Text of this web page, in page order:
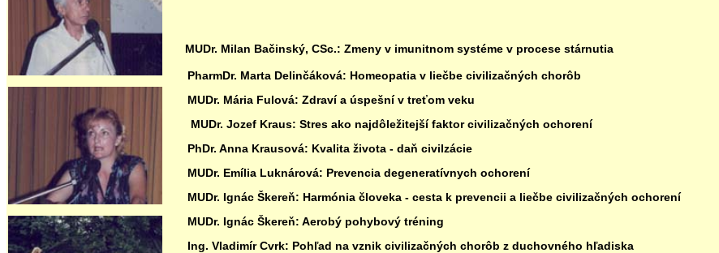
MUDr. Milan Bačinský, CSc.: Zmeny v imunitnom systéme v procese stárnutia
PharmDr. Marta Delinčáková: Homeopatia v liečbe civilizačných chorôb
MUDr. Mária Fulová: Zdraví a úspešní v treťom veku
MUDr. Jozef Kraus: Stres ako najdôležitejší faktor civilizačných ochorení
PhDr. Anna Krausová: Kvalita života - daň civilzácie
MUDr. Emília Luknárová: Prevencia degeneratívnych ochorení
MUDr. Ignác Škereň: Harmónia človeka - cesta k prevencii a liečbe civilizačných ochorení
MUDr. Ignác Škereň: Aerobý pohybový tréning
Ing. Vladimír Cvrk: Pohľad na vznik civilizačných chorôb z duchovného hľadiska